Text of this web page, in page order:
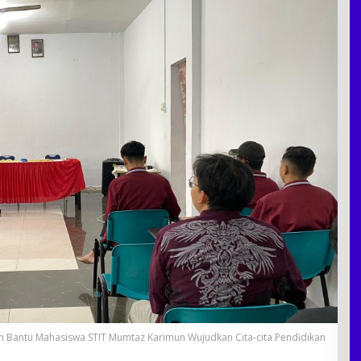
Bantu Mahasiswa STIT Mumtaz Karimun Wujudkan Cita-cita Pendidikan